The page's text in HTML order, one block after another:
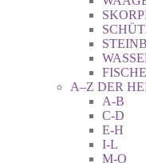
A–Z DER
A-B
C-D
E-H
I-L
M-O